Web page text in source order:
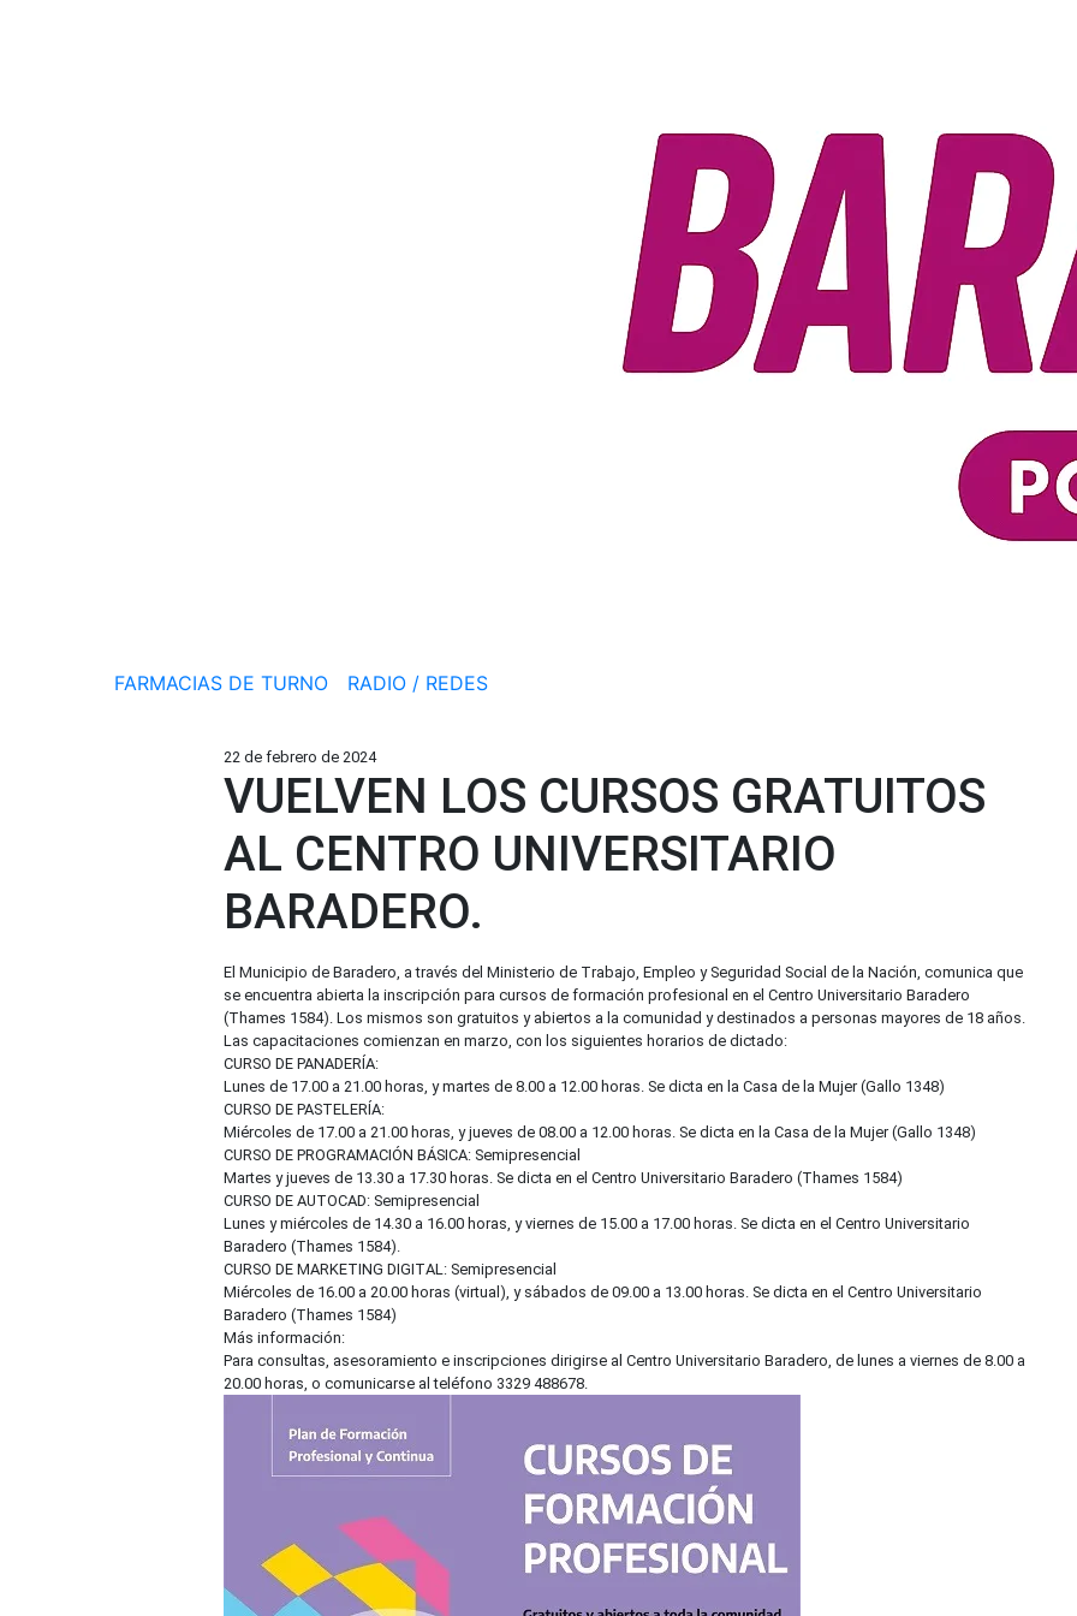
FARMACIAS DE TURNO RADIO / REDES
22 de febrero de 2024
VUELVEN LOS CURSOS GRATUITOS
AL CENTRO UNIVERSITARIO
BARADERO.
El Municipio de Baradero, a través del Ministerio de Trabajo, Empleo y Seguridad Social de la Nación, comunica que
se encuentra abierta la inscripción para cursos de formación profesional en el Centro Universitario Baradero
(Thames 1584). Los mismos son gratuitos y abiertos a la comunidad y destinados a personas mayores de 18 años.
Las capacitaciones comienzan en marzo, con los siguientes horarios de dictado:
CURSO DE PANADERÍA:
Lunes de 17.00 a 21.00 horas, y martes de 8.00 a 12.00 horas. Se dicta en la Casa de la Mujer (Gallo 1348)
CURSO DE PASTELERÍA:
Miércoles de 17.00 a 21.00 horas, y jueves de 08.00 a 12.00 horas. Se dicta en la Casa de la Mujer (Gallo 1348)
CURSO DE PROGRAMACIÓN BÁSICA: Semipresencial
Martes y jueves de 13.30 a 17.30 horas. Se dicta en el Centro Universitario Baradero (Thames 1584)
CURSO DE AUTOCAD: Semipresencial
Lunes y miércoles de 14.30 a 16.00 horas, y viernes de 15.00 a 17.00 horas. Se dicta en el Centro Universitario
Baradero (Thames 1584).
CURSO DE MARKETING DIGITAL: Semipresencial
Miércoles de 16.00 a 20.00 horas (virtual), y sábados de 09.00 a 13.00 horas. Se dicta en el Centro Universitario
Baradero (Thames 1584)
Más información:
Para consultas, asesoramiento e inscripciones dirigirse al Centro Universitario Baradero, de lunes a viernes de 8.00 a
20.00 horas, o comunicarse al teléfono 3329 488678.